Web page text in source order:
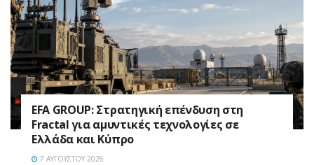
EFA GROUP: Στρατηγική επένδυση στη
Fractal για αμυντικές τεχνολογίες σε
Ελλάδα και Κύπρο
7 ΑΥΓΟΎΣΤΟΥ 2026